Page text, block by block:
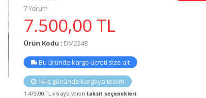
7 Yorum
7.500,00 TL
Ürün Kodu : DM2248
Bu üründe kargo ücreti size ait
14 iş gününde kargoya teslim
1.475,00 TL x 6 ay’a varan taksit seçenekleri